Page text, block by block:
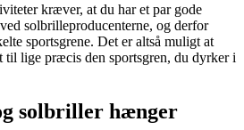
kræver, at du har et par gode
solbrilleproducenterne, og derfor
sportsgrene. Det er altså muligt at
til lige præcis den sportsgren, du dyrker i
solbriller hænger